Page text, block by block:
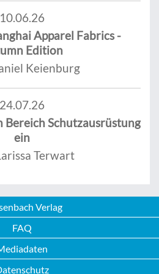
10.06.26
Apparel Fabrics -
Edition
Keienburg
24.07.26
Bereich Schutzausrüstung
ein
Terwart
Verlag
FAQ